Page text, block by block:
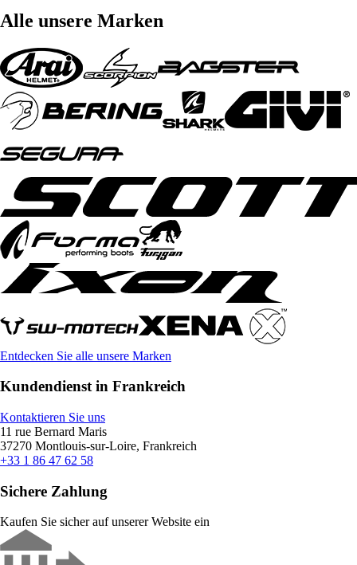
Alle unsere Marken
Entdecken Sie alle unsere Marken
Kundendienst in Frankreich
Kontaktieren Sie uns
11 rue Bernard Maris
37270 Montlouis-sur-Loire, Frankreich
+33 1 86 47 62 58
Sichere Zahlung
Kaufen Sie sicher auf unserer Website ein